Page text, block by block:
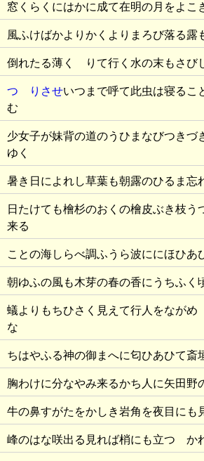
窓くらくにはかに成て在明の月をよこ
風ふけばかよりかくよりまろび落る露
倒れたる薄くゞりて行く水の末もさび
つゞりさせいつまで呼て此虫は寝るこ
む
少女子が妹背の道のうひまなびつきづ
ゆく
暑き日によれし草葉も朝露のひるま忘
日たけても檜杉のおくの檜皮ぶき枝う
来る
ことの海しらべ調ふうら波ににほひあ
朝ゆふの風も木芽の春の香にうちふく
蟻よりもちひさく見えて行人をながめ
な
ちはやふる神の御まへに匂ひあひて斎
胸わけに分なやみ来るかち人に矢田野
牛の鼻すがたをかしき岩角を夜目にも
峰のはな咲出る見れば梢にも立つゞか